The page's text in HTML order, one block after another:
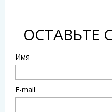
ОСТАВЬТЕ
Имя
E-mail